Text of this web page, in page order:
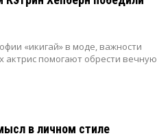
«икигай» в моде, важности
актрис помогают обрести вечную
в личном стиле